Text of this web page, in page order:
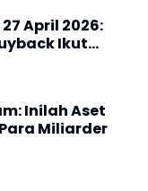
April 2026:
Ikut
Inilah Aset
Miliarder